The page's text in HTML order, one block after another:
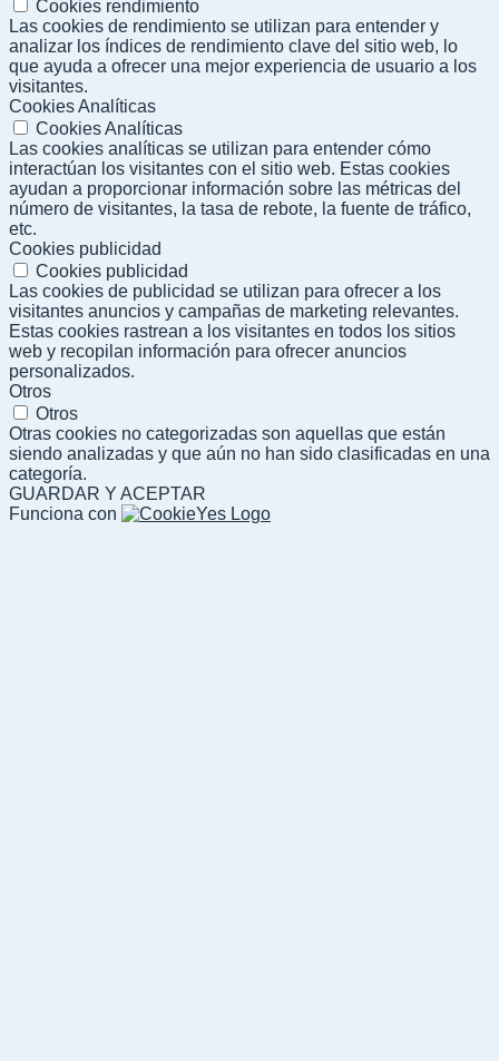
Cookies rendimiento
Las cookies de rendimiento se utilizan para entender y
analizar los índices de rendimiento clave del sitio web, lo
que ayuda a ofrecer una mejor experiencia de usuario a los
visitantes.
Cookies Analíticas
Cookies Analíticas
Las cookies analíticas se utilizan para entender cómo
interactúan los visitantes con el sitio web. Estas cookies
ayudan a proporcionar información sobre las métricas del
número de visitantes, la tasa de rebote, la fuente de tráfico,
etc.
Cookies publicidad
Cookies publicidad
Las cookies de publicidad se utilizan para ofrecer a los
visitantes anuncios y campañas de marketing relevantes.
Estas cookies rastrean a los visitantes en todos los sitios
web y recopilan información para ofrecer anuncios
personalizados.
Otros
Otros
Otras cookies no categorizadas son aquellas que están
siendo analizadas y que aún no han sido clasificadas en una
categoría.
GUARDAR Y ACEPTAR
Funciona con